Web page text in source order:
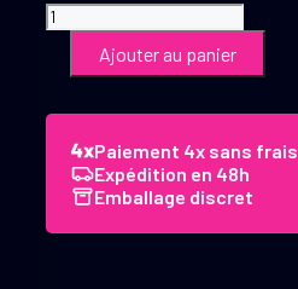
quantité
de
25.4
Weaver
Medium
Ajouter au panier
Paiement 4x sans frais
Expédition en 48h
Emballage discret